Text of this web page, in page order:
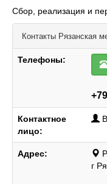
Сбор, реализация и
Контакты Рязанская
Телефоны:
Контактное
лицо:
Адрес:
г